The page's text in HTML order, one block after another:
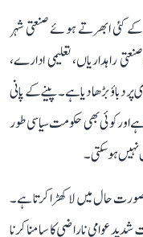
کے کئی ابھرتے ہوئے صنعتی شہر
راہداریاں، تعلیمی ادارے،
دباؤ بڑھا دیا ہے۔ پینے کے پانی
اور کوئی بھی حکومت سیاسی طور
ہو سکتی۔
حال میں لا کھڑا کرتا ہے۔
عوامی ناراضی کا سامنا کرنا